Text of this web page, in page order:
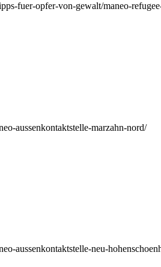
fuer-opfer-von-gewalt/maneo-
aussenkontaktstelle-marzahn-nord/
aussenkontaktstelle-neu-